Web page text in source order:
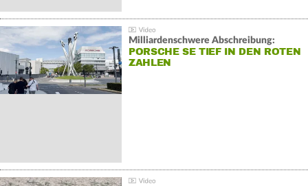
Milliardenschwere Abschreibung:
PORSCHE SE TIEF IN DEN ROTEN
ZAHLEN